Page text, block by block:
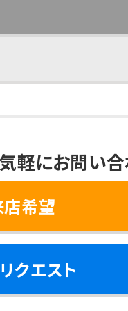
軽にお問い合
希望
クエスト